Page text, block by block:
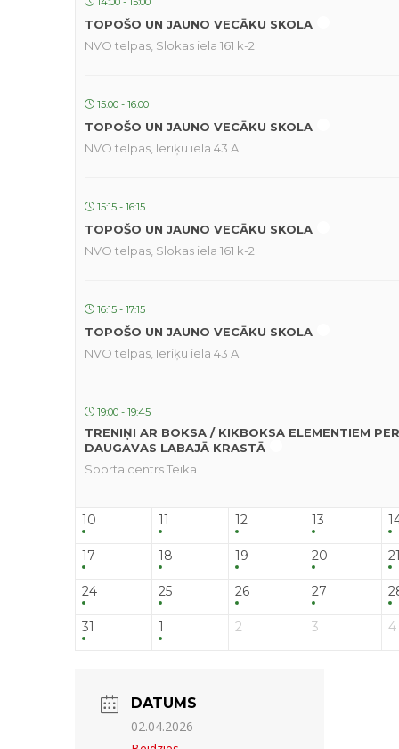
TOPOŠO UN JAUNO VECĀKU SKOLA
NVO telpas, Slokas iela 161 k-2
15:00 - 16:00
TOPOŠO UN JAUNO VECĀKU SKOLA
NVO telpas, Ieriķu iela 43 A
15:15 - 16:15
TOPOŠO UN JAUNO VECĀKU SKOLA
NVO telpas, Slokas iela 161 k-2
16:15 - 17:15
TOPOŠO UN JAUNO VECĀKU SKOLA
NVO telpas, Ieriķu iela 43 A
19:00 - 19:45
TRENIŅI AR BOKSA / KIKBOKSA ELEMENTIEM
DAUGAVAS LABAJĀ KRASTĀ
Sporta centrs Teika
10 11 12 13
17 18 19 20
24 25 26 27
31 1 2 3 4
DATUMS
02.04.2026